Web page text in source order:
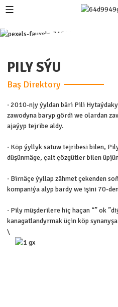
Kompaniýanyň taryhy
“Ningbo Pass Packaging Products Co., Ltd.”
PILY SÝU
Baş Direktory
· 2010-njy ýyldan bäri Pili
zawodyna baryp gördi we olardan
ajaýyp tejribe aldy.
· Köp ýyllyk satuw tejribesi bilen,
düşünmäge, çalt çözgütler bilen
· Birnäçe ýyllap zähmet çekenden
kompaniýa alyp bardy we işini 70-
· Pily müşderilere hiç haçan “” ok
kanagatlandyrmak üçin köp
\